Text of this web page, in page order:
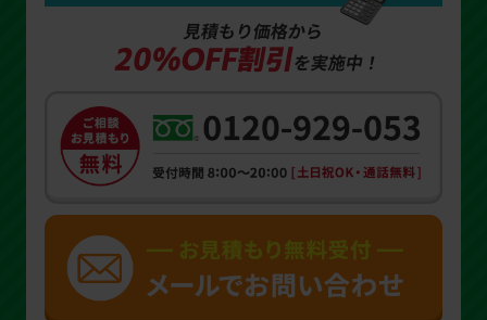
見積もり価格から
20%OFF割引を実施中！